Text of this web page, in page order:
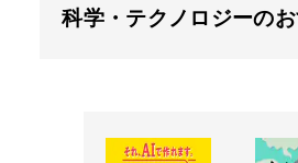
科学・テクノロジーの